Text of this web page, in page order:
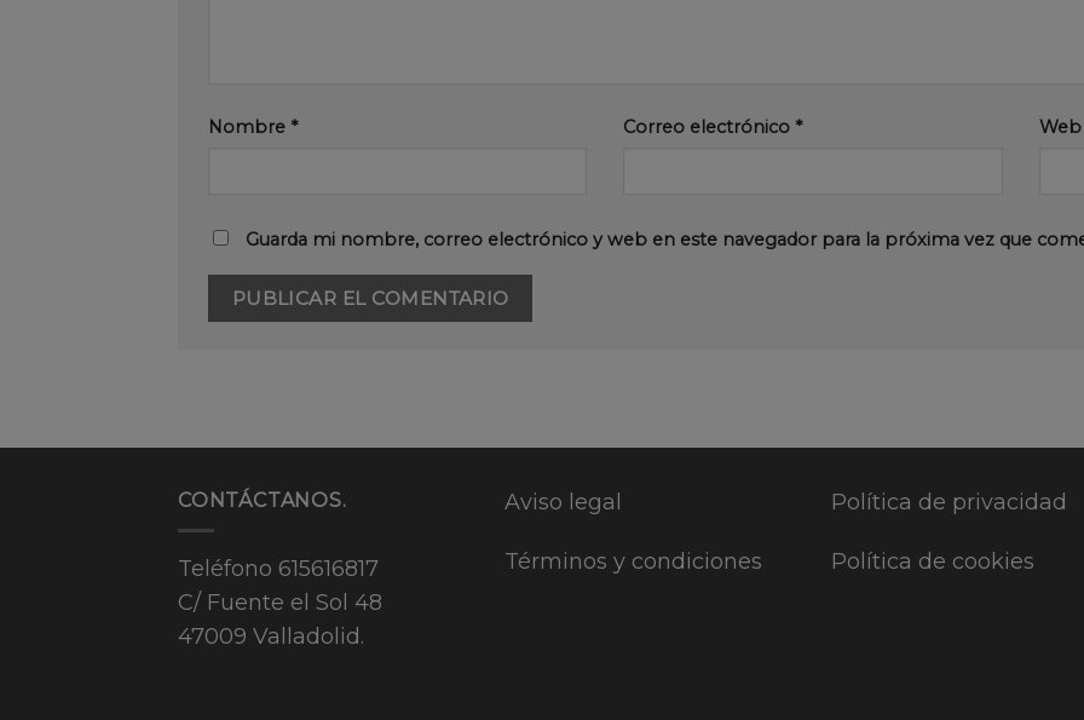
Nombre * Correo electrónico * Web
Guarda mi nombre, correo electrónico y web en este navegador para la próxima vez que
CONTÁCTANOS.
Teléfono 615616817
C/ Fuente el Sol 48
47009 Valladolid.
Aviso legal
Términos y condiciones
Política de privacidad
Política de cookies